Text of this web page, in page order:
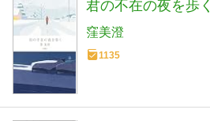
君の不在の夜を歩く
窪美澄
1135